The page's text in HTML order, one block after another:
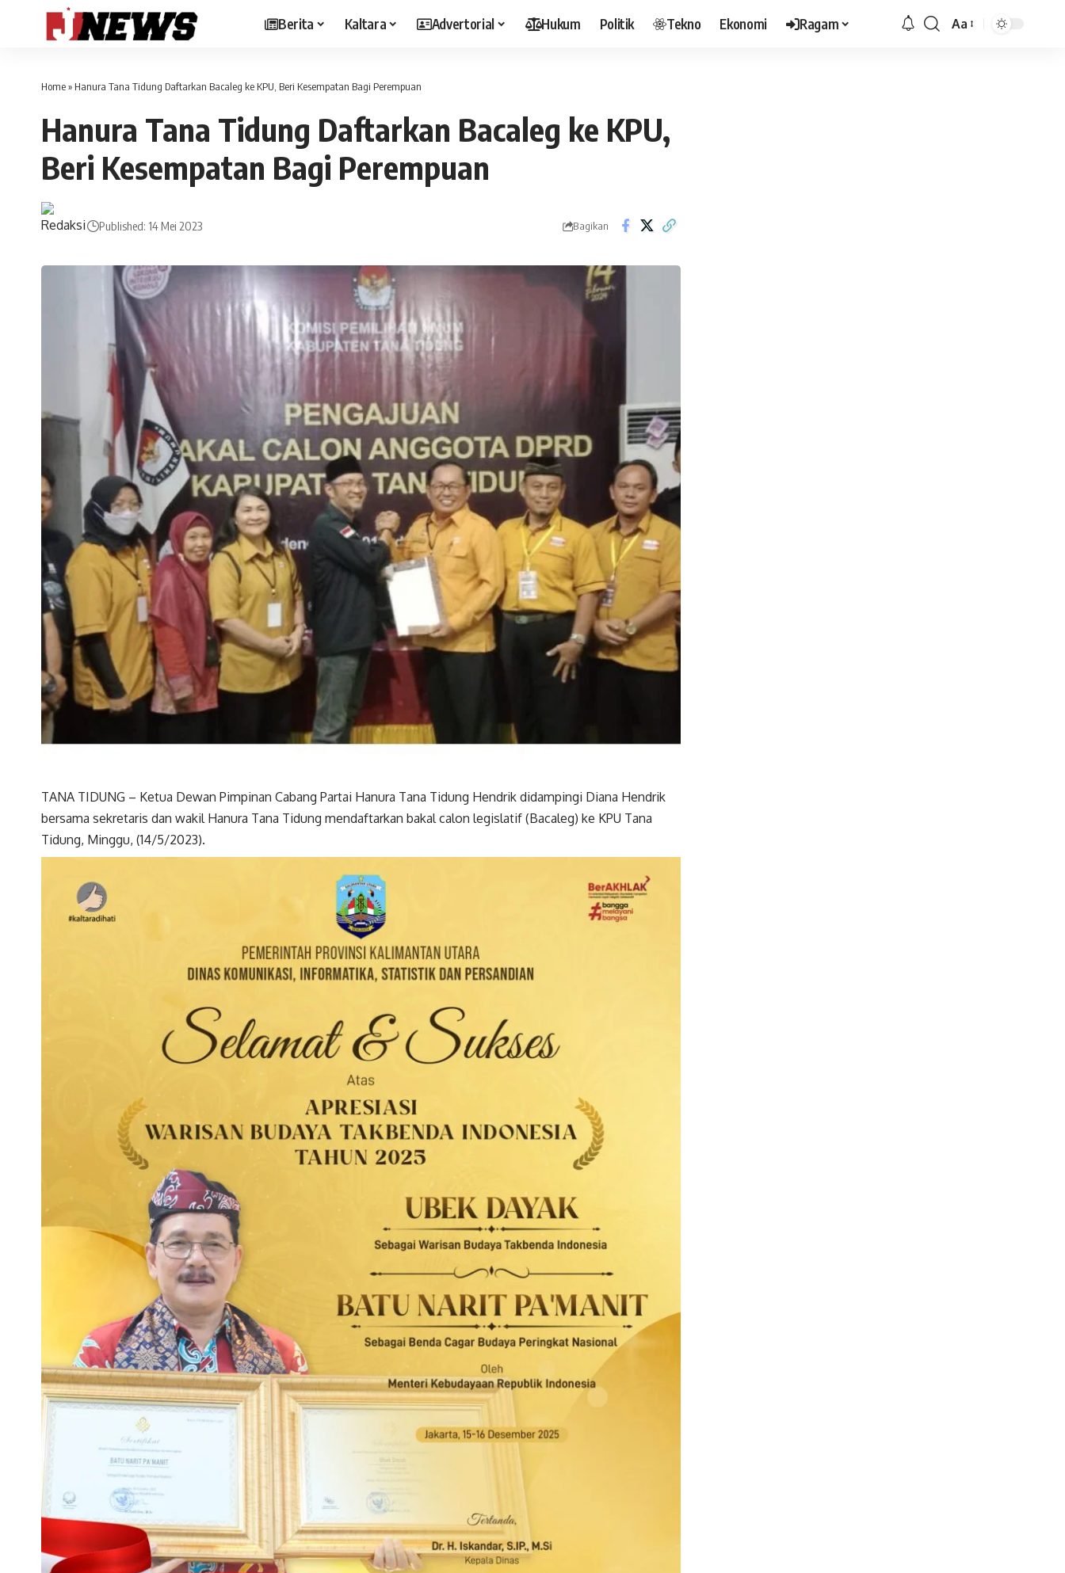
Berita Kaltara Advertorial Hukum Politik Tekno Ekonomi Ragam
Font
Aa
Home» Hanura Tana Tidung Daftarkan Bacaleg ke KPU, Beri Kesempatan Bagi Perempuan
Hanura Tana Tidung Daftarkan Bacaleg ke KPU,
Beri Kesempatan Bagi Perempuan
Published: 14 Mei 2023 Bagikan
TANA TIDUNG – Ketua Dewan Pimpinan Cabang Partai Hanura Tana Tidung Hendrik didampingi Diana Hendrik
bersama sekretaris dan wakil Hanura Tana Tidung mendaftarkan bakal calon legislatif (Bacaleg) ke KPU Tana
Tidung, Minggu, (14/5/2023).